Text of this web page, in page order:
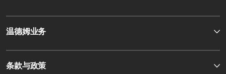
温德姆业务
条款与政策